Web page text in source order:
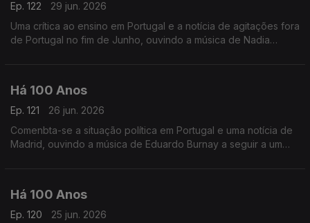
Ep. 122
29 jun. 2026
Uma crítica ao ensino em Portugal e a notícia de agitações fora
de Portugal no fim de Junho, ouvindo a música de Nadia
Há 100 Anos
Ep. 121
26 jun. 2026
Comenbta-se a situação política em Portugal e uma notícia de
Madrid, ouvindo a música de Eduardo Burnay a seguir a um
Há 100 Anos
Ep. 120
25 jun. 2026